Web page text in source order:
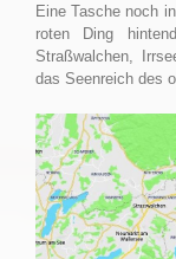
Eine Tasche noch
roten Ding
Straßwalchen,
das Seenreich des